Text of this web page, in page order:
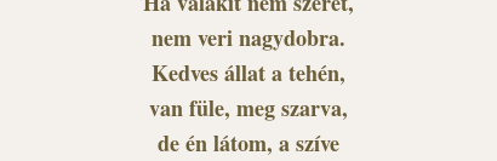
nem veri nagydobra.
Kedves állat a tehén,
van füle, meg szarva,
de én látom, a szíve